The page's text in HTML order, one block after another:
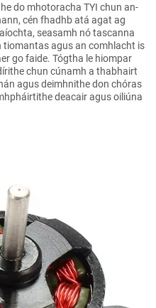
do mhotoracha TYI chun an-
cén fhadhb atá agat ag
seasamh nó tascanna
tiomantas agus an comhlacht is
go faide. Tógtha le hiompar
chun cúnamh a thabhairt
agus deimhnithe don chóras
deacair agus oiliúna